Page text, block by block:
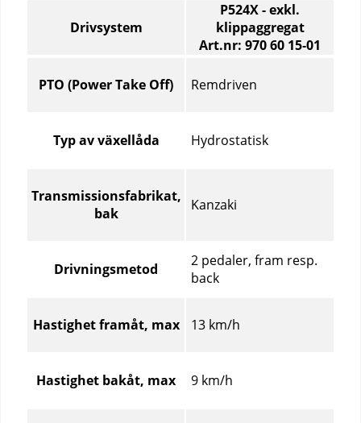
Drivsystem
P524X - exkl.
klippaggregat
Art.nr: 970 60 15‑01
PTO (Power Take Off) Remdriven
Typ av växellåda Hydrostatisk
Transmissionsfabrikat,
bak
Kanzaki
Drivningsmetod
2 pedaler, fram resp.
back
Hastighet framåt, max 13 km/h
Hastighet bakåt, max 9 km/h